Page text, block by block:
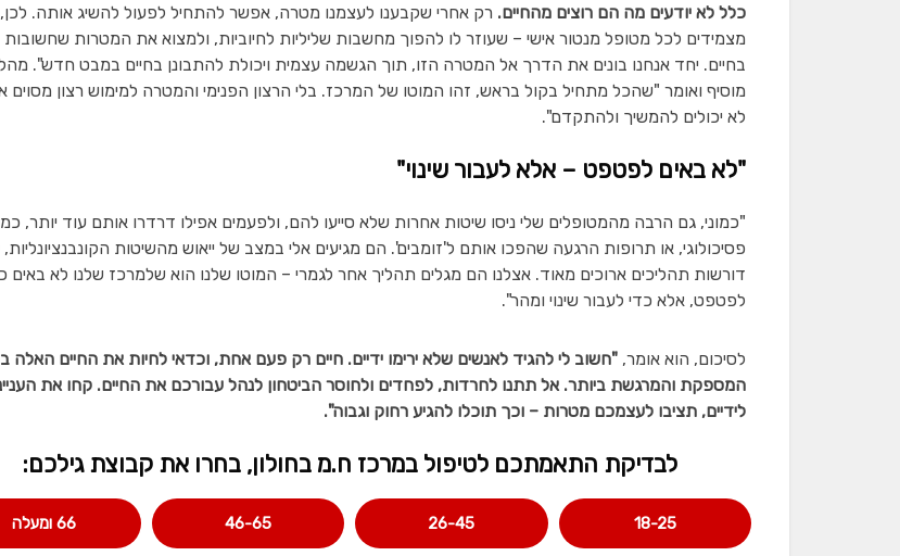
כלל לא יודעים מה הם רוצים מהחיים. רק אחרי שקבענו לעצמנו מטרה, אפשר להתחיל לפעול להשיג אותה. לכן,
מצמידים לכל מטופל מנטור אישי – שעוזר לו להפוך מחשבות שליליות לחיוביות, ולמצוא את המטרות שחשובות
בחיים. יחד אנחנו בונים את הדרך אל המטרה הזו, תוך הגשמה עצמית ויכולת להתבונן בחיים במבט חדש".
מוסיף ואומר "שהכל מתחיל בקול בראש, זהו המוטו של המרכז. בלי הרצון הפנימי והמטרה למימוש רצון מסוים
לא יכולים להמשיך ולהתקדם".
"לא באים לפטפט – אלא לעבור שינוי"
"כמוני, גם הרבה מהמטופלים שלי ניסו שיטות אחרות שלא סייעו להם, ולפעמים אפילו דרדרו אותם עוד יותר,
פסיכולוגי, או תרופות הרגעה שהפכו אותם ל'זומבים'. הם מגיעים אלי במצב של ייאוש מהשיטות
דורשות תהליכים ארוכים מאוד. אצלנו הם מגלים תהליך אחר לגמרי – המוטו שלנו הוא שלמרכז שלנו לא באים
לפטפט, אלא כדי לעבור שינוי ומהר".
לסיכום, הוא אומר, "חשוב לי להגיד לאנשים שלא ירימו ידיים. חיים רק פעם אחת, וכדאי לחיות את החיים האלה
המספקת והמרגשת ביותר. אל תתנו לחרדות, לפחדים ולחוסר הביטחון לנהל עבורכם את החיים. קחו את
לידיים, תציבו לעצמכם מטרות – וכך תוכלו להגיע רחוק וגבוה".
לבדיקת התאמתכם לטיפול במרכז ח.מ בחולון, בחרו את קבוצת גילכם:
18-25
26-45
46-65 66 ומעלה